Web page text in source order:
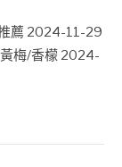
薦 2024-11-29
梅/香檬 2024-